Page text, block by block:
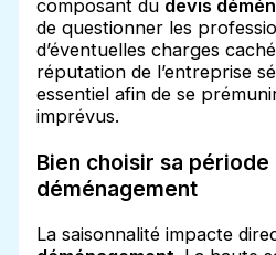
composant du devis
de questionner les
d’éventuelles charges
réputation de l’entreprise
essentiel afin de se
imprévus.
Bien choisir sa période
déménagement
La saisonnalité impacte